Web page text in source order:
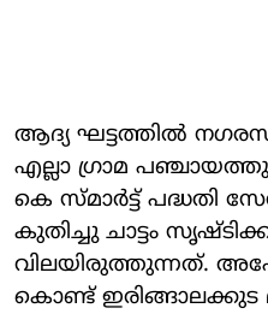
ആദ്യ ഘട്ടത്തില്‍
എല്ലാ ഗ്രാമ
കെ സ്മാര്‍ട്ട് പദ്ധതി
കുതിച്ചു ചാട്ടം
വിലയിരുത്തുന്നത്.
കൊണ്ട് ഇരിങ്ങാലക്കുട